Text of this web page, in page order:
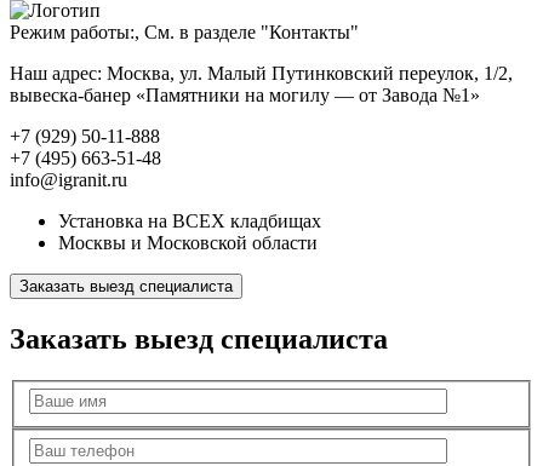
Режим работы:, См. в разделе "Контакты"
Наш адрес: Москва, ул. Малый Путинковский переулок, 1/2,
вывеска-банер «Памятники на могилу — от Завода №1»
+7 (929) 50-11-888
+7 (495) 663-51-48
info@igranit.ru
Установка на ВСЕХ кладбищах
Москвы и Московской области
Заказать выезд специалиста
Заказать выезд специалиста